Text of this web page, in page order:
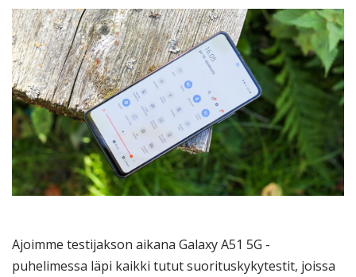
Ajoimme testijakson aikana Galaxy A51 5G -
puhelimessa läpi kaikki tutut suorituskykytestit, joissa